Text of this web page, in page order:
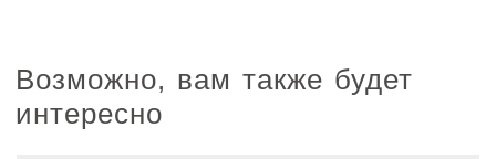
Возможно, вам также будет
интересно